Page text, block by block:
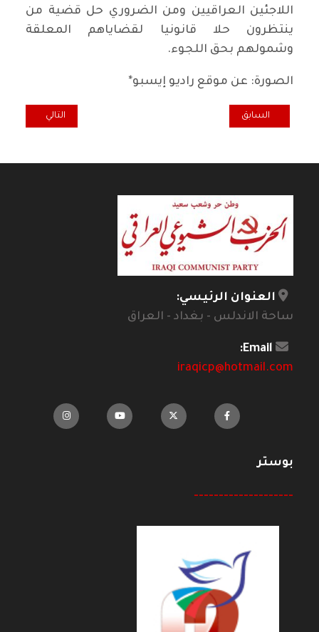
اللاجئين العراقيين ومن الضروري حل قضية من
ينتظرون حلا قانونيا لقضاياهم المعلقة
وشمولهم بحق اللجوء.
الصورة: عن موقع راديو إيسبو*
المقال السابق: تعاز لرحيل الاعلامي والكاتب الرفيق عدنان حسين
السابق المقال التالي:
التالي
العنوان الرئيسي:
ساحة الاندلس - بغداد - العراق
Email:
iraqicp@hotmail.com
بوستر
--------------------